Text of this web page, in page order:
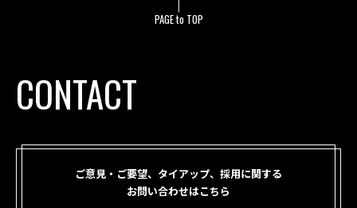
PAGE to TOP
CONTACT
ご意見・ご要望、タイアップ、採用に関する
お問い合わせはこちら